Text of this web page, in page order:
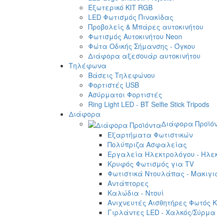
Εξωτερικό ΚΙΤ RGB
LED Φωτισμός Πινακίδας
Προβολείς & Μπάρες αυτοκινήτου
Φωτισμός Αυτοκινήτου Neon
Φώτα Οδικής Σήμανσης - Όγκου
Διάφορα αξεσουάρ αυτοκινήτου
Τηλέφωνα
Βάσεις Τηλεφώνου
Φορτιστές USB
Ασύρματοι Φορτιστές
Ring Light LED - BT Selfie Stick Tripods
Διάφορα
Διάφορα
Εξαρτήματα Φωτιστικών
Πολύπριζα Ασφαλείας
Εργαλεία Ηλεκτρολόγου -
Κρυφός Φωτισμός για TV
Φωτιστικά Ντουλάπας -
Αντάπτορες
Καλώδια - Ντουί
Ανιχνευτές Αισθητήρες Φωτός
Γιρλάντες LED - Χαλκός/Σύρμα